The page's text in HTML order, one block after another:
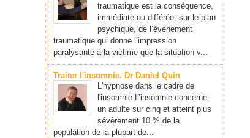
traumatique est la conséquence,
immédiate ou différée, sur le plan
psychique, de l’événement
traumatique qui donne l’impression
paralysante à la victime que la situation v...
Traiter l'insomnie. Dr Daniel Quin
L'hypnose dans le cadre de
l'insomnie L’insomnie concerne
un adulte sur cinq et atteint plus
sévèrement 10 % de la
population de la plupart de...